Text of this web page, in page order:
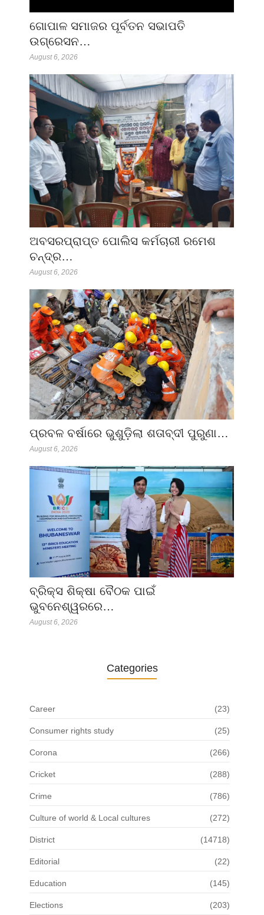
ଗୋପାଳ ସମାଜର ପୂର୍ବତନ ସଭାପତି
ଉଗ୍ରେସନ…
August 6, 2026
ଅବସରପ୍ରାପ୍ତ ପୋଲିସ କର୍ମଚାରୀ ରମେଶ
ଚନ୍ଦ୍ର…
August 6, 2026
ପ୍ରବଳ ବର୍ଷାରେ ଭୁଶୁଡ଼ିଲା ଶତାବ୍ଦୀ ପୁରୁଣା…
August 6, 2026
ବ୍ରିକ୍ସ ଶିକ୍ଷା ବୈଠକ ପାଇଁ
ଭୁବନେଶ୍ୱରରେ…
August 6, 2026
Categories
Career (23)
Consumer rights study (25)
Corona (266)
Cricket (288)
Crime (786)
Culture of world & Local cultures (272)
District (14718)
Editorial (22)
Education (145)
Elections (203)